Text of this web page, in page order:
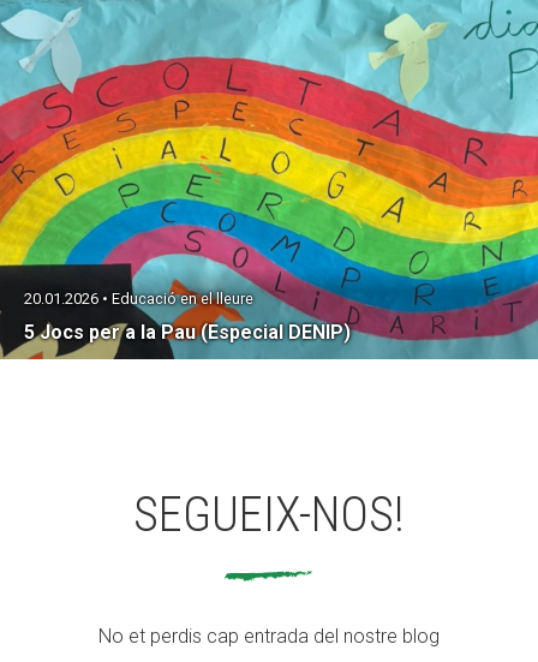
5 Jocs per a la Pau (Especial DENIP)
20.01.2026 • Educació en el lleure
SEGUEIX-NOS!
No et perdis cap entrada del nostre blog